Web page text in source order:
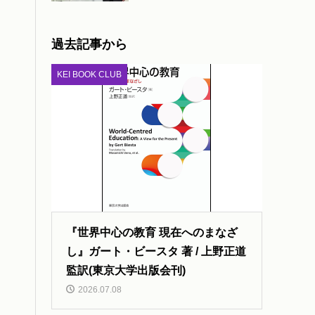
過去記事から
KEI BOOK CLUB
『世界中心の教育 現在へのまなざ
し』ガート・ビースタ 著 / 上野正道
監訳(東京大学出版会刊)
2026.07.08